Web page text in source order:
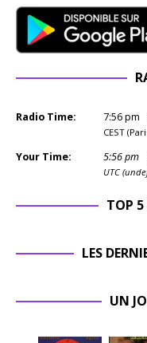
Radio Time: 7:56pm
CEST
Your Time: 5:56pm
UTC
TOP 5
LES
UN